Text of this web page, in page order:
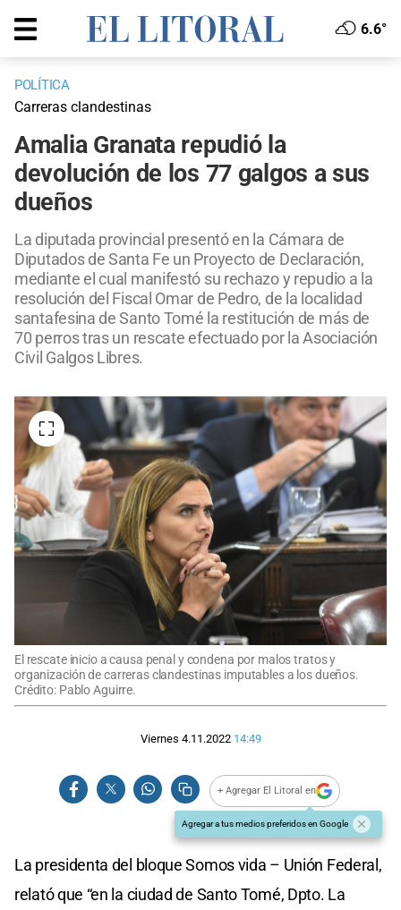
6.6°
POLÍTICA
Carreras clandestinas
Amalia Granata repudió la
devolución de los 77 galgos a sus
dueños
La diputada provincial presentó en la Cámara de
Diputados de Santa Fe un Proyecto de Declaración,
mediante el cual manifestó su rechazo y repudio a la
resolución del Fiscal Omar de Pedro, de la localidad
santafesina de Santo Tomé la restitución de más de
70 perros tras un rescate efectuado por la Asociación
Civil Galgos Libres.
El rescate inicio a causa penal y condena por malos tratos y
organización de carreras clandestinas imputables a los dueños.
Crédito: Pablo Aguirre.
Viernes 4.11.2022 14:49
+ Agregar El Litoral en
Agregar a tus medios preferidos en Google
La presidenta del bloque Somos vida – Unión Federal,
relató que “en la ciudad de Santo Tomé, Dpto. La